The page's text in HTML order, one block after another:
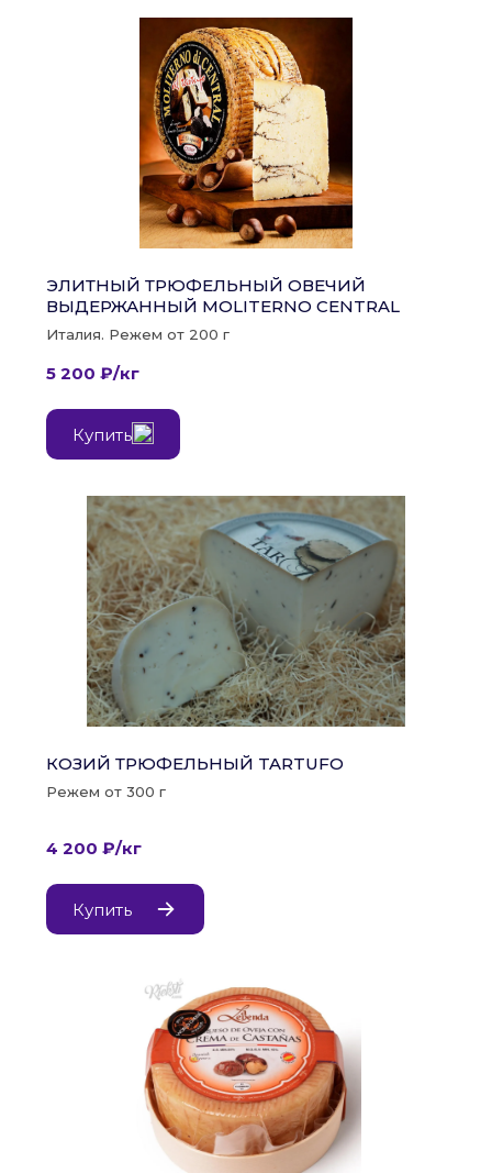
ЭЛИТНЫЙ ТРЮФЕЛЬНЫЙ ОВЕЧИЙ
ВЫДЕРЖАННЫЙ MOLITERNO CENTRAL
Италия. Режем от 200 г
5 200 ₽/кг
Купить
КОЗИЙ ТРЮФЕЛЬНЫЙ TARTUFO
Режем от 300 г
4 200 ₽/кг
Купить